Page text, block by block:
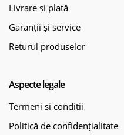
Livrare și plată
Garanții și service
Returul produselor
Aspecte legale
Termeni si conditii
Politică de confidențialitate